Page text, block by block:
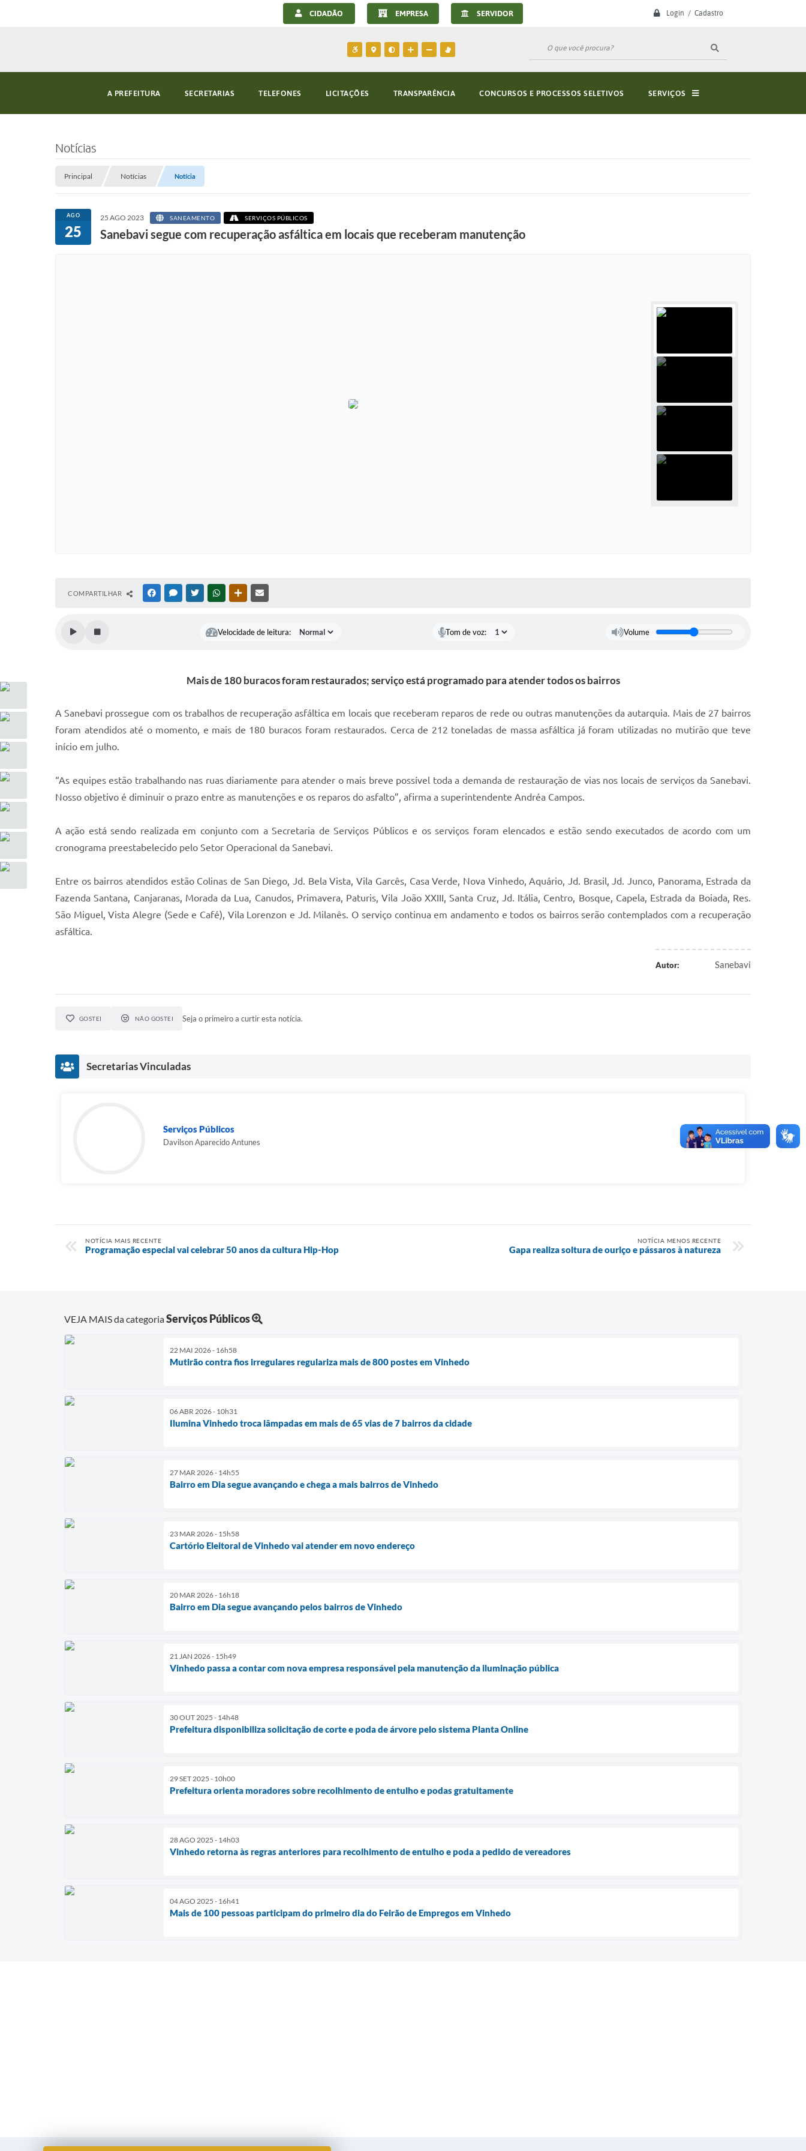
Login / Cadastro
CIDADÃO EMPRESA SERVIDOR
A PREFEITURA SECRETARIAS TELEFONES LICITAÇÕES TRANSPARÊNCIA CONCURSOS E PROCESSOS SELETIVOS SERVIÇOS
Notícias
Principal Notícias Notícia
AGO
25
25 AGO 2023 SANEAMENTO SERVIÇOS PÚBLICOS
Sanebavi segue com recuperação asfáltica em locais que receberam manutenção
COMPARTILHAR FACEBOOKMESSENGER
TWITTERWHATSAPPOUTRAS MÍDIAS
Velocidade de leitura: Tom de voz: Volume
Mais de 180 buracos foram restaurados; serviço está programado para atender todos os bairros
A Sanebavi prossegue com os trabalhos de recuperação asfáltica em locais que receberam reparos de rede ou outras manutenções da autarquia. Mais de 27 bairros
foram atendidos até o momento, e mais de 180 buracos foram restaurados. Cerca de 212 toneladas de massa asfáltica já foram utilizadas no mutirão que teve
início em julho.
“As equipes estão trabalhando nas ruas diariamente para atender o mais breve possível toda a demanda de restauração de vias nos locais de serviços da Sanebavi.
Nosso objetivo é diminuir o prazo entre as manutenções e os reparos do asfalto”, afirma a superintendente Andréa Campos.
A ação está sendo realizada em conjunto com a Secretaria de Serviços Públicos e os serviços foram elencados e estão sendo executados de acordo com um
cronograma preestabelecido pelo Setor Operacional da Sanebavi.
Entre os bairros atendidos estão Colinas de San Diego, Jd. Bela Vista, Vila Garcês, Casa Verde, Nova Vinhedo, Aquário, Jd. Brasil, Jd. Junco, Panorama, Estrada da
Fazenda Santana, Canjaranas, Morada da Lua, Canudos, Primavera, Paturis, Vila João XXIII, Santa Cruz, Jd. Itália, Centro, Bosque, Capela, Estrada da Boiada, Res.
São Miguel, Vista Alegre (Sede e Café), Vila Lorenzon e Jd. Milanês. O serviço continua em andamento e todos os bairros serão contemplados com a recuperação
asfáltica.
Autor: Sanebavi
GOSTEI NÃO GOSTEI Seja o primeiro a curtir esta notícia.
Secretarias Vinculadas
Serviços Públicos
Davilson Aparecido Antunes
NOTÍCIA MAIS RECENTE
Programação especial vai celebrar 50 anos da cultura Hip-Hop
NOTÍCIA MENOS RECENTE
Gapa realiza soltura de ouriço e pássaros à natureza
VEJA MAIS da categoriaServiços Públicos
22 MAI 2026 - 16h58
Mutirão contra fios irregulares regulariza mais de 800 postes em Vinhedo
06 ABR 2026 - 10h31
Ilumina Vinhedo troca lâmpadas em mais de 65 vias de 7 bairros da cidade
27 MAR 2026 - 14h55
Bairro em Dia segue avançando e chega a mais bairros de Vinhedo
23 MAR 2026 - 15h58
Cartório Eleitoral de Vinhedo vai atender em novo endereço
20 MAR 2026 - 16h18
Bairro em Dia segue avançando pelos bairros de Vinhedo
21 JAN 2026 - 15h49
Vinhedo passa a contar com nova empresa responsável pela manutenção da iluminação pública
30 OUT 2025 - 14h48
Prefeitura disponibiliza solicitação de corte e poda de árvore pelo sistema Planta Online
29 SET 2025 - 10h00
Prefeitura orienta moradores sobre recolhimento de entulho e podas gratuitamente
28 AGO 2025 - 14h03
Vinhedo retorna às regras anteriores para recolhimento de entulho e poda a pedido de vereadores
04 AGO 2025 - 16h41
Mais de 100 pessoas participam do primeiro dia do Feirão de Empregos em Vinhedo